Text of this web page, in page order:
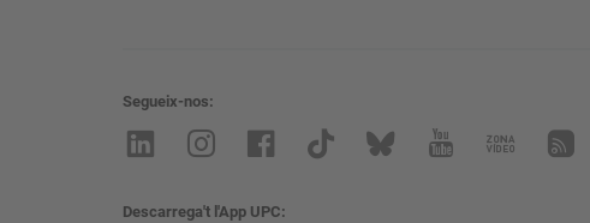
Segueix-nos
Descarrega't l'App UPC